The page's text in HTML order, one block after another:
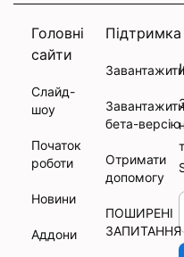
Головні
сайти
Слайд-
шоу
Початок
роботи
Новини
Аддони
Підтримка
Завантажити
Завантажити
бета-версію
Отримати
допомогу
ПОШИРЕНІ
ЗАПИТАННЯ